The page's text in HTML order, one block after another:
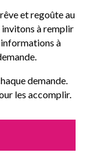
et regoûte au
invitons à remplir
à
demande.
les accomplir.